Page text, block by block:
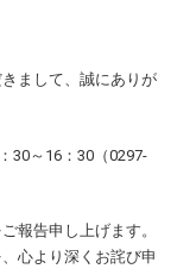
まして、誠にありが
30～16：30（0297-
報告申し上げます。
心より深くお詫び申